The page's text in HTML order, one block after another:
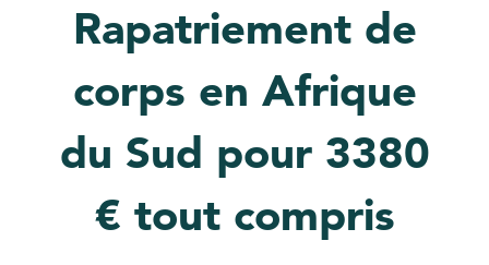
Rapatriement de
corps en Afrique
du Sud pour 3380
€ tout compris